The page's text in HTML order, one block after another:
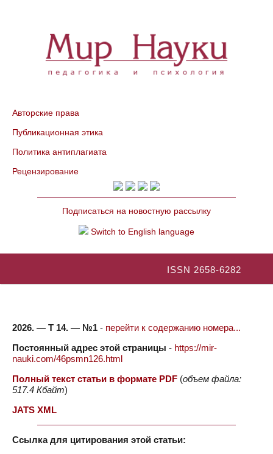
Авторские права
Публикационная этика
Политика антиплагиата
Рецензирование
Подписаться на новостную рассылку
Switch to English language
ISSN 2658-6282
2026. — Т 14. — №1 - перейти к содержанию номера...
Постоянный адрес этой страницы - https://mir-
nauki.com/46psmn126.html
Полный текст статьи в формате PDF (объем файла:
517.4 Кбайт)
JATS XML
Ссылка для цитирования этой статьи: